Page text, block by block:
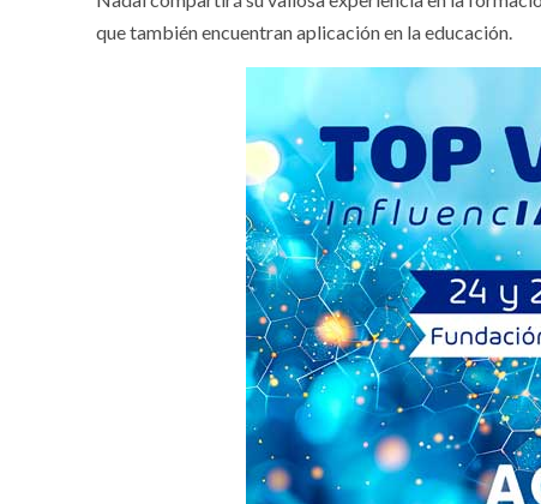
que también encuentran aplicación en la educación.